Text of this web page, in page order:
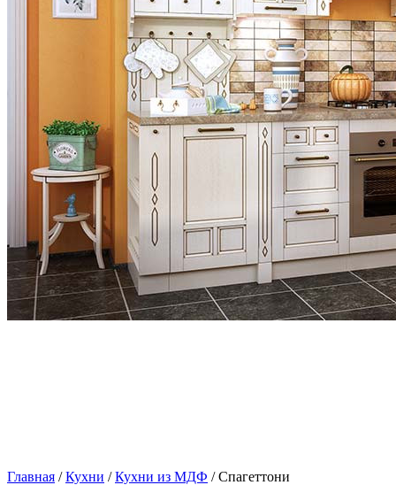
Главная /Кухни /Кухни из МДФ / Спагеттони